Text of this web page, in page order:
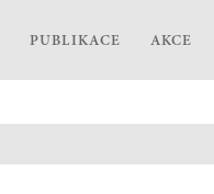
PUBLIKACE AKCE